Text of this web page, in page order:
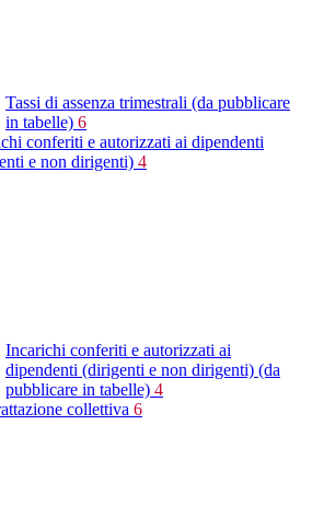
Tassi di assenza trimestrali (da pubblicare
in tabelle) 6
conferiti e autorizzati ai dipendenti
e non dirigenti) 4
Incarichi conferiti e autorizzati ai
dipendenti (dirigenti e non dirigenti) (da
pubblicare in tabelle) 4
collettiva 6